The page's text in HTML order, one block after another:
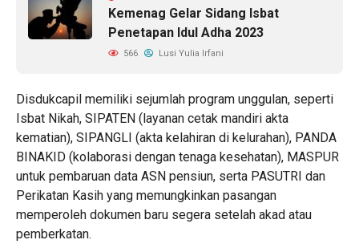
Kemenag Gelar Sidang Isbat
Penetapan Idul Adha 2023
566 Lusi Yulia Irfani
Disdukcapil memiliki sejumlah program unggulan, seperti
Isbat Nikah, SIPATEN (layanan cetak mandiri akta
kematian), SIPANGLI (akta kelahiran di kelurahan), PANDA
BINAKID (kolaborasi dengan tenaga kesehatan), MASPUR
untuk pembaruan data ASN pensiun, serta PASUTRI dan
Perikatan Kasih yang memungkinkan pasangan
memperoleh dokumen baru segera setelah akad atau
pemberkatan.